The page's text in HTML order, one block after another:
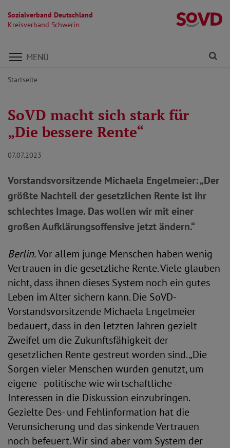
Sozialverband Deutschland
Kreisverband Schwerin
Direkt zu den Inhalten springen
MENÜ
Startseite
SoVD macht sich stark für
„Die bessere Rente“
07.07.2023
Vorstandsvorsitzende Michaela Engelmeier: „Der
größte Nachteil der gesetzlichen Rente ist ihr
schlechtes Image. Das wollen wir mit einer
großen Aufklärungsoffensive jetzt ändern.“
Berlin.Vor allem junge Menschen haben wenig
Vertrauen in die gesetzliche Rente. Viele glauben
nicht, dass ihnen dieses System noch ein gutes
Leben im Alter sichern kann. Die SoVD-
Vorstandsvorsitzende Michaela Engelmeier
bedauert, dass in den letzten Jahren gezielt
Zweifel um die Zukunftsfähigkeit der
gesetzlichen Rente gestreut worden sind. „Die
Sorgen vieler Menschen wurden genutzt, um
eigene - politische wie wirtschaftliche -
Interessen in die Diskussion einzubringen.
Gezielte Des- und Fehlinformation hat die
Verunsicherung und das sinkende Vertrauen
noch befeuert. Wir sind aber vom System der